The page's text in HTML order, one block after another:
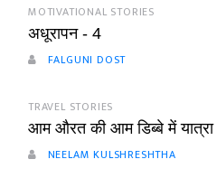
MOTIVATIONAL STORIES
अधूरापन - 4
FALGUNI DOST
TRAVEL STORIES
आम औरत की आम डिब्बे में यात्रा
NEELAM KULSHRESHTHA